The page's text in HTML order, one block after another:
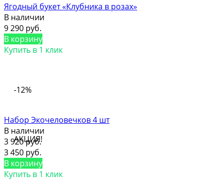
Ягодный букет «Клубника в розах»
В наличии
9 290 руб.
В корзину
Купить в 1 клик
-12%
АКЦИЯ!
Набор Экочеловечков 4 шт
В наличии
3 920 руб.
3 450 руб.
В корзину
Купить в 1 клик